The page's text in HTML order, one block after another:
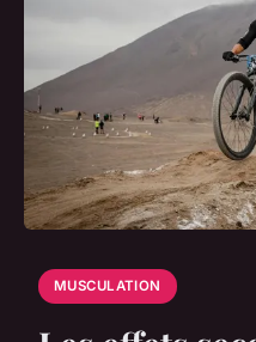
MUSCULATION